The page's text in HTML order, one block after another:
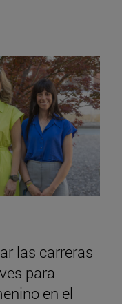
las carreras
para
en el